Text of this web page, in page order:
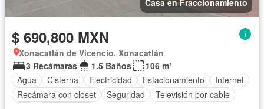
$ 690,800 MXN
Xonacatlán de Vicencio, Xonacatlán
3 Recámaras
1.5 Baños
106 m²
Agua
Cisterna Electricidad Estacionamiento
Internet
Recámara con closet
Seguridad
Televisión por cable